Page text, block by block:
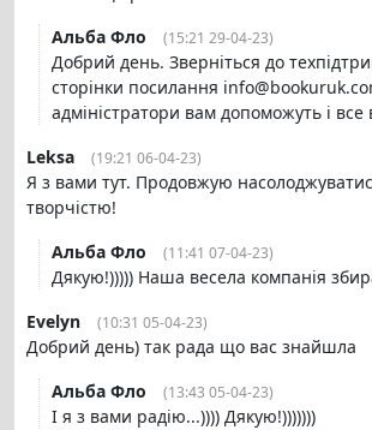
Альба Фло
(15:21 29-04-23)
Добрий день. Зверніться до
сторінки посилання
адміністратори вам допоможуть і все
Leksa
(19:21 06-04-23)
Я з вами тут. Продовжую
творчістю!
Альба Фло
(11:41 07-04-23)
Дякую!))))) Наша весела компанія
Evelyn
(10:31 05-04-23)
Добрий день) так рада що вас знайшла
Альба Фло
(13:43 05-04-23)
І я з вами радію...)))) Дякую!)))))))